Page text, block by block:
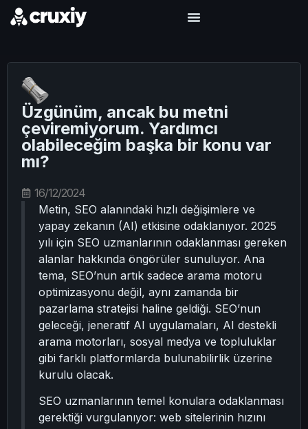
Üzgünüm, ancak bu metni
çeviremiyorum. Yardımcı
olabileceğim başka bir konu var
mı?
16/12/2024
Metin, SEO alanındaki hızlı değişimlere ve
yapay zekanın (AI) etkisine odaklanıyor. 2025
yılı için SEO uzmanlarının odaklanması gereken
alanlar hakkında öngörüler sunuluyor. Ana
tema, SEO’nun artık sadece arama motoru
optimizasyonu değil, aynı zamanda bir
pazarlama stratejisi haline geldiği. SEO’nun
geleceği, jeneratif AI uygulamaları, AI destekli
arama motorları, sosyal medya ve topluluklar
gibi farklı platformlarda bulunabilirlik üzerine
kurulu olacak.
SEO uzmanlarının temel konulara odaklanması
gerektiği vurgulanıyor: web sitelerinin hızını